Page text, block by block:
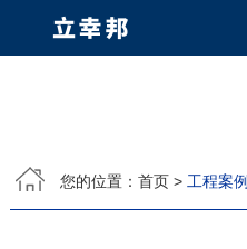
公司简介
公司相册
您的位置： 首页> 工程案例